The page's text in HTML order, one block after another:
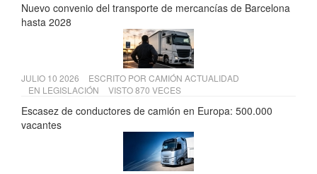
Nuevo convenio del transporte de mercancías de Barcelona
hasta 2028
JULIO 10 2026 ESCRITO POR CAMIÓN ACTUALIDAD
EN LEGISLACIÓN VISTO 870 VECES
Escasez de conductores de camión en Europa: 500.000
vacantes